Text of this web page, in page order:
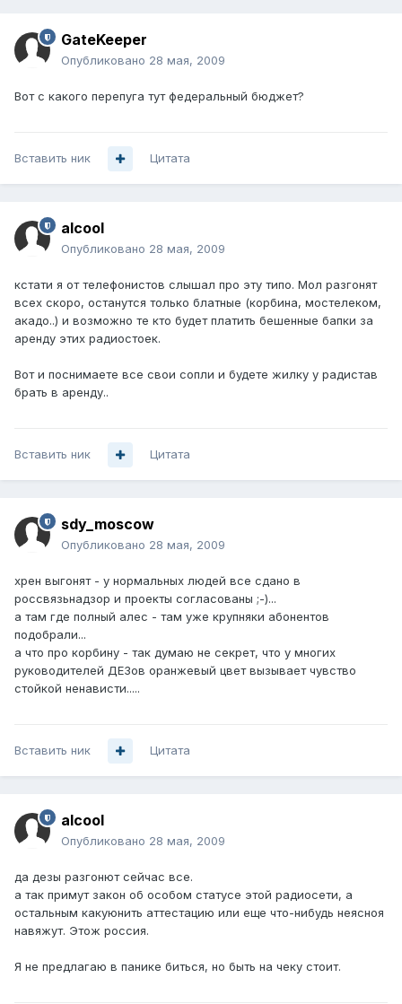
GateKeeper
Опубликовано 28 мая, 2009
Вот с какого перепуга тут федеральный бюджет?
Вставить ник Цитата
alcool
Опубликовано 28 мая, 2009
кстати я от телефонистов слышал про эту типо. Мол разгонят
всех скоро, останутся только блатные (корбина, мостелеком,
акадо..) и возможно те кто будет платить бешенные бапки за
аренду этих радиостоек.
Вот и поснимаете все свои сопли и будете жилку у радистав
брать в аренду..
Вставить ник Цитата
sdy_moscow
Опубликовано 28 мая, 2009
хрен выгонят - у нормальных людей все сдано в
россвязьнадзор и проекты согласованы ;-)...
а там где полный алес - там уже крупняки абонентов
подобрали...
а что про корбину - так думаю не секрет, что у многих
руководителей ДЕЗов оранжевый цвет вызывает чувство
стойкой ненависти.....
Вставить ник Цитата
alcool
Опубликовано 28 мая, 2009
да дезы разгонют сейчас все.
а так примут закон об особом статусе этой радиосети, а
остальным какуюнить аттестацию или еще что-нибудь неясноя
навяжут. Этож россия.
Я не предлагаю в панике биться, но быть на чеку стоит.